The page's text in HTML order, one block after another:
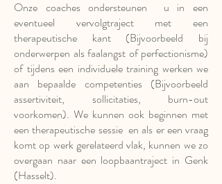
Onze coaches ondersteunen u in een
eventueel vervolgtraject met een
therapeutische kant (Bijvoorbeeld bij
onderwerpen als faalangst of perfectionisme)
of tijdens een individuele training werken we
aan bepaalde competenties (Bijvoorbeeld
assertiviteit, sollicitaties, burn-out
voorkomen). We kunnen ook beginnen met
een therapeutische sessie en als er een vraag
komt op werk gerelateerd vlak, kunnen we zo
overgaan naar een loopbaantraject in Genk
(Hasselt).